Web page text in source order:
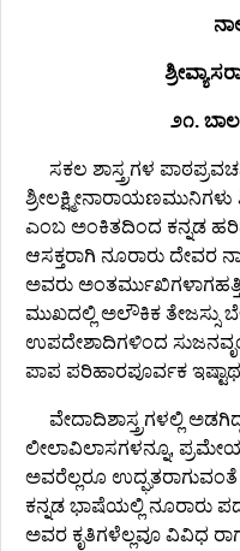
೨೧.
ಸಕಲ ಶಾಸ್ತ್ರಗಳ
ಎಂಬ ಅಂಕಿತದಿಂದ ಕನ್ನಡ
ಆಸಕ್ತರಾಗಿ ನೂರಾರು ದೇವರ
ಅವರು
ಮುಖದಲ್ಲಿ ಅಲೌಕಿಕ ತೇಜಸ್ಸು
ಉಪದೇಶಾದಿಗಳಿಂದ ಸುಜನವೃಂದ
ಪಾಪ ಪರಿಹಾರಪೂರ್ವಕ
ವೇದಾದಿಶಾಸ್ತ್ರಗಳಲ್ಲಿ
ಲೀಲಾವಿಲಾಸಗಳನ್ನೂ,
ಅವರೆಲ್ಲರೂ
ಕನ್ನಡ ಭಾಷೆಯಲ್ಲಿ ನೂರಾರು
ಅವರ ಕೃತಿಗಳೆಲ್ಲವೂ ವಿವಿಧ